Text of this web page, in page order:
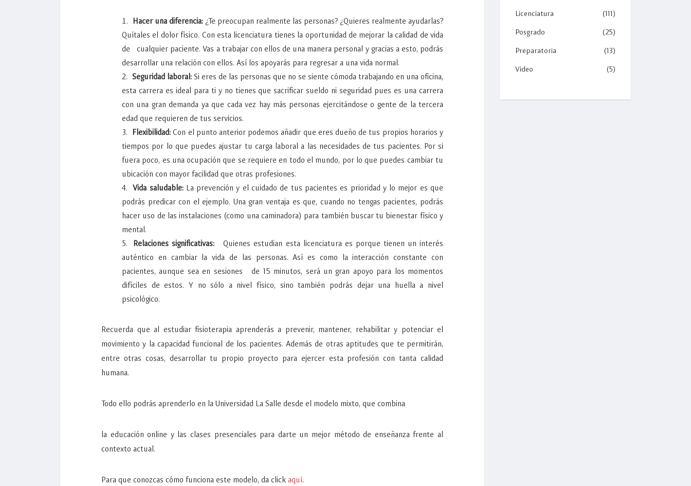
Hacer una diferencia: ¿Te preocupan realmente las personas? ¿Quieres realmente ayudarlas?
Quítales el dolor físico. Con esta licenciatura tienes la oportunidad de mejorar la calidad de vida
de cualquier paciente. Vas a trabajar con ellos de una manera personal y gracias a esto, podrás
desarrollar una relación con ellos. Así los apoyarás para regresar a una vida normal.
Seguridad laboral: Si eres de las personas que no se siente cómoda trabajando en una oficina,
esta carrera es ideal para ti y no tienes que sacrificar sueldo ni seguridad pues es una carrera
con una gran demanda ya que cada vez hay más personas ejercitándose o gente de la tercera
edad que requieren de tus servicios.
Flexibilidad:Con el punto anterior podemos añadir que eres dueño de tus propios horarios y
tiempos por lo que puedes ajustar tu carga laboral a las necesidades de tus pacientes. Por si
fuera poco, es una ocupación que se requiere en todo el mundo, por lo que puedes cambiar tu
ubicación con mayor facilidad que otras profesiones.
Vida saludable: La prevención y el cuidado de tus pacientes es prioridad y lo mejor es que
podrás predicar con el ejemplo. Una gran ventaja es que, cuando no tengas pacientes, podrás
hacer uso de las instalaciones (como una caminadora) para también buscar tu bienestar físico y
mental.
Relaciones significativas:
Quienes estudian esta licenciatura es porque tienen un interés
auténtico en cambiar la vida de las personas. Así es como la interacción constante con
pacientes, aunque sea en sesiones de 15 minutos, será un gran apoyo para los momentos
difíciles de estos. Y no sólo a nivel físico, sino también podrás dejar una huella a nivel
psicológico.
Recuerda que al estudiar fisioterapia aprenderás a prevenir, mantener, rehabilitar y potenciar el
movimiento y la capacidad funcional de los pacientes. Además de otras aptitudes que te permitirán,
entre otras cosas, desarrollar tu propio proyecto para ejercer esta profesión con tanta calidad
humana.
Todo ello podrás aprenderlo en la Universidad La Salle desde el modelo mixto, que combina
la educación online y las clases presenciales para darte un mejor método de enseñanza frente al
contexto actual.
Para que conozcas cómo funciona este modelo, da click aquí.
Licenciatura (111)
Posgrado (25)
Preparatoria (13)
Video (5)